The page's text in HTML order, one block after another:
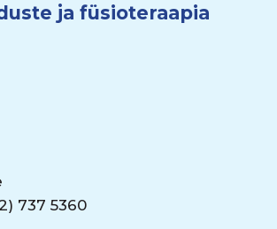
ja füsioteraapia
737 5360